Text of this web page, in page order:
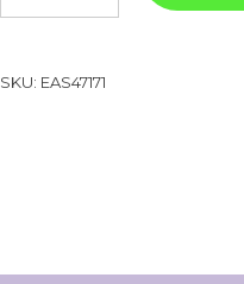
SKU: EAS47171